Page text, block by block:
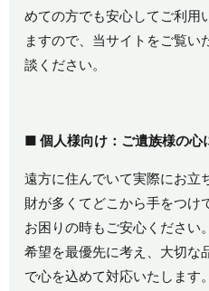
めての方でも安心してご利用
ますので、当サイトをご覧い
談ください。
■個人様向け：ご遺族様の
遠方に住んでいて実際にお立
財が多くてどこから手をつけ
お困りの時もご安心ください
希望を最優先に考え、大切な
で心を込めて対応いたします。